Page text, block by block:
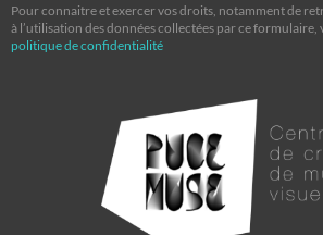
Pour connaitre et exercer vos droits, notamment de
à l’utilisation des données collectées par ce
politique de confidentialité